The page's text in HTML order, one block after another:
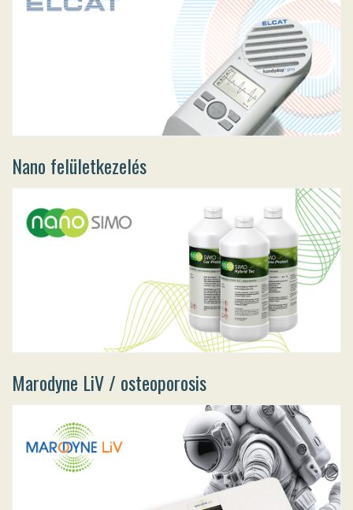
Nano felületkezelés
Marodyne LiV / osteoporosis